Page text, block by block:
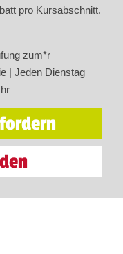
pro Kursabschnitt.
zum*r
| Jeden Dienstag